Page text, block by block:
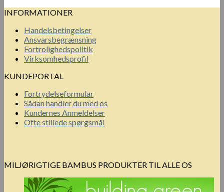
INFORMATIONER
Handelsbetingelser
Ansvarsbegrænsning
Fortrolighedspolitik
Virksomhedsprofil
KUNDEPORTAL
Fortrydelseformular
Sådan handler du med os
Kundernes Anmeldelser
Ofte stillede spørgsmål
MILJØRIGTIGE BAMBUS PRODUKTER TIL ALLE OS